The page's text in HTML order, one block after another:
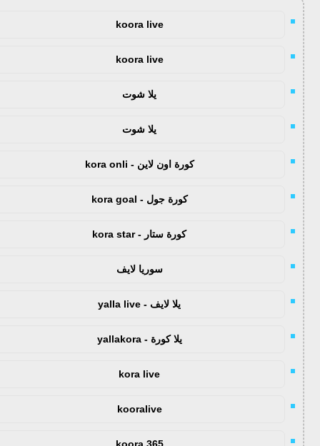
koora live
koora live
يلا شوت
يلا شوت
كورة اون لاين - kora onli
كورة جول - kora goal
كورة ستار - kora star
سوريا لايف
يلا لايف - yalla live
يلا كورة - yallakora
kora live
kooralive
koora 365